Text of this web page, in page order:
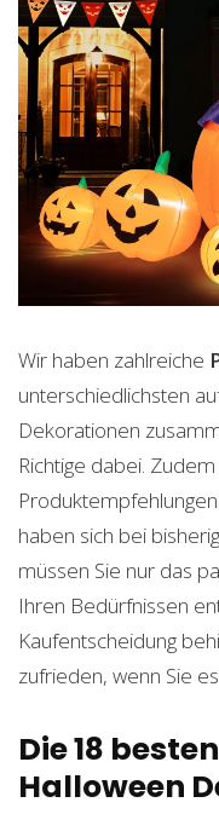
Wir haben zahlreiche
unterschiedlichsten
Dekorationen
Richtige dabei.
haben sich bei
müssen Sie nur das
Ihren Bedürfnissen
Kaufentscheidung
zufrieden, wenn Sie
Die 18
Halloween